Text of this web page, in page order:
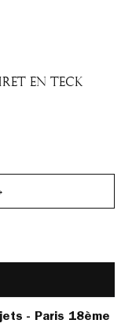
en teck
- Paris 18ème